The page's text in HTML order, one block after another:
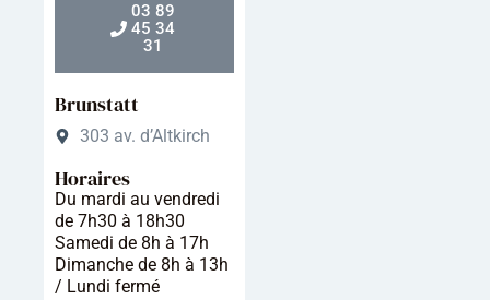
03 89
45 34
31
Brunstatt
303 av. d’Altkirch
Horaires
Du mardi au vendredi
de 7h30 à 18h30
Samedi de 8h à 17h
Dimanche de 8h à 13h
/ Lundi fermé